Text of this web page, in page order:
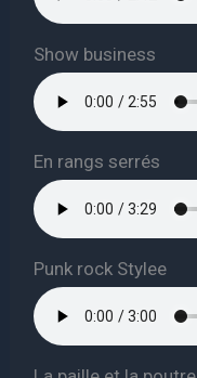
Show business
En rangs serrés
Punk rock Stylee